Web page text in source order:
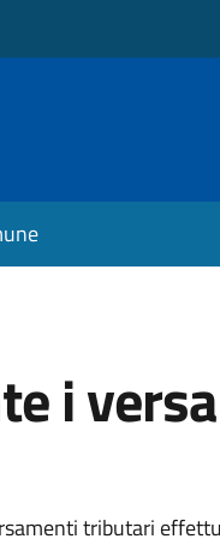
i
tributari